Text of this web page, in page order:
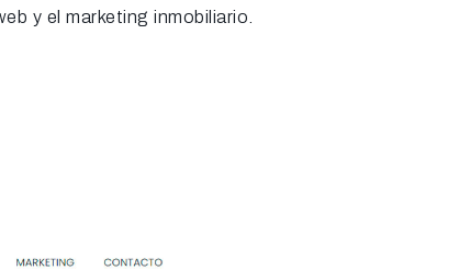
y el marketing inmobiliario.